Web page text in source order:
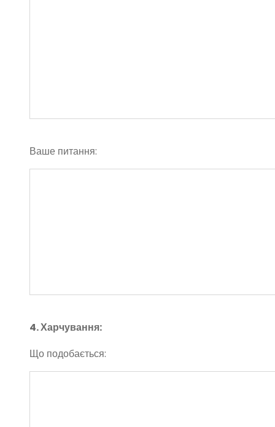
Ваше питання:
4. Харчування:
Що подобається: